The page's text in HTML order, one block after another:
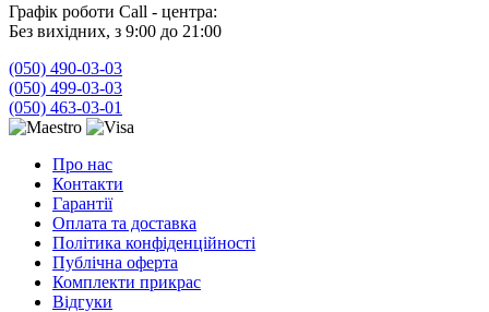
Графік роботи Call - центра:
Без вихідних, з 9:00 до 21:00
(050) 490-03-03
(050) 499-03-03
(050) 463-03-01
Про нас
Контакти
Гарантії
Оплата та доставка
Політика конфіденційності
Публічна оферта
Комплекти прикрас
Відгуки